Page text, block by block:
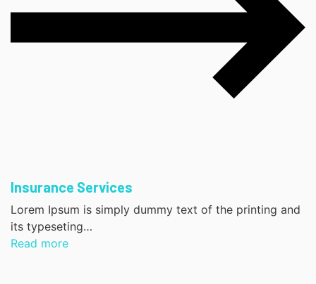
Insurance Services
Lorem Ipsum is simply dummy text of the printing and
its typeseting…
Read more